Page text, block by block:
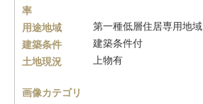
率
用途地域
第一種低層住居専用地域
建築条件
建築条件付
土地現況
上物有
画像カテゴリ